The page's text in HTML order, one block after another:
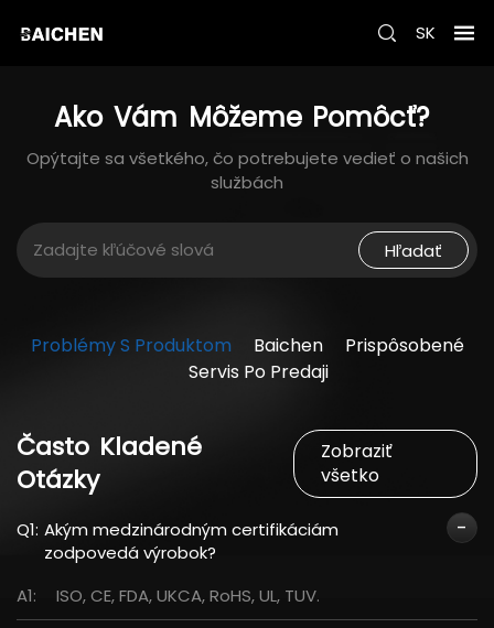
SK
Ako Vám Môžeme Pomôcť?
Opýtajte sa všetkého, čo potrebujete vedieť o našich
službách
Hľadať
Problémy S Produktom Baichen
Prispôsobené
Servis Po Predaji
Často Kladené
Otázky
Zobraziť
všetko
Q1: Akým medzinárodným certifikáciám
zodpovedá výrobok?
A1:
ISO, CE, FDA, UKCA, RoHS, UL, TUV.